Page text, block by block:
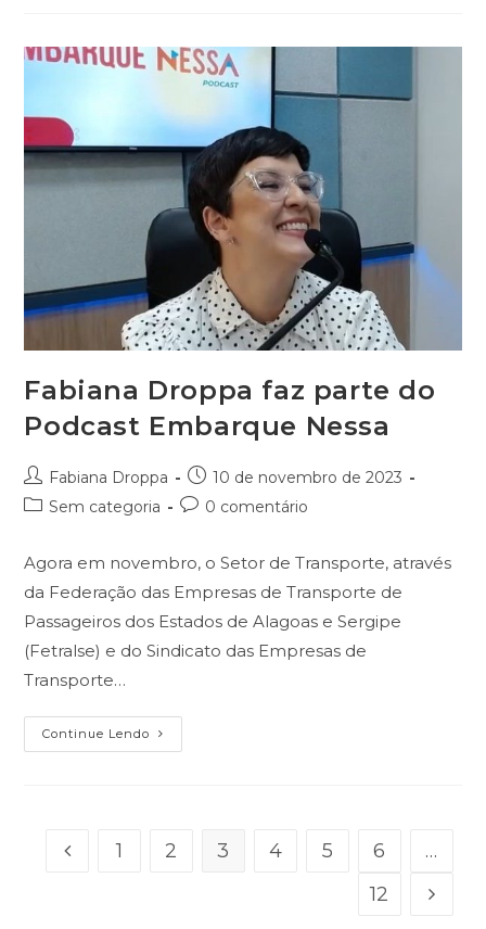
Lei
Paulo
Gustavo
Fabiana Droppa faz parte do
Podcast Embarque Nessa
Autor
do
Fabiana Droppa
Post
publicado:
10 de novembro de 2023
Categoria
Sem categoria
Comentários
0 comentário
Agora em novembro, o Setor de Transporte, através
da Federação das Empresas de Transporte de
Passageiros dos Estados de Alagoas e Sergipe
(Fetralse) e do Sindicato das Empresas de
Transporte…
Continue Lendo Fabiana
Droppa
Nessa
Ir para a página anterior
1 2 3 4 5 6
…
12
Ir para